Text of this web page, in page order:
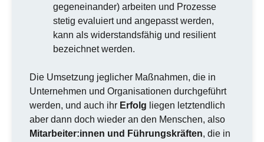
gegeneinander) arbeiten und Prozesse
stetig evaluiert und angepasst werden,
kann als widerstandsfähig und resilient
bezeichnet werden.
Die Umsetzung jeglicher Maßnahmen, die in
Unternehmen und Organisationen durchgeführt
werden, und auch ihr Erfolg liegen letztendlich
aber dann doch wieder an den Menschen, also
Mitarbeiter:innen und Führungskräften, die in